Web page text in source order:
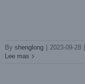
By shenglong 2023-09-28
Lee mas